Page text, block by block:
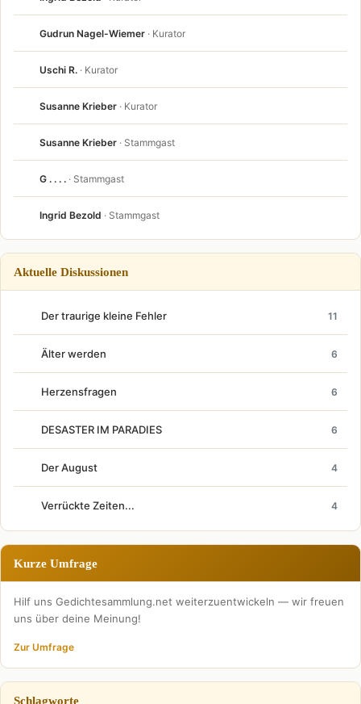
Gudrun Nagel-Wiemer · Kurator
Uschi R. · Kurator
Susanne Krieber · Kurator
Susanne Krieber · Stammgast
G . . . . · Stammgast
Ingrid Bezold · Stammgast
Aktuelle Diskussionen
Der traurige kleine Fehler 11
Älter werden 6
Herzensfragen 6
DESASTER IM PARADIES 6
Der August 4
Verrückte Zeiten... 4
Kurze Umfrage
Hilf uns Gedichtesammlung.net weiterzuentwickeln — wir freuen
uns über deine Meinung!
Zur Umfrage
Schlagworte